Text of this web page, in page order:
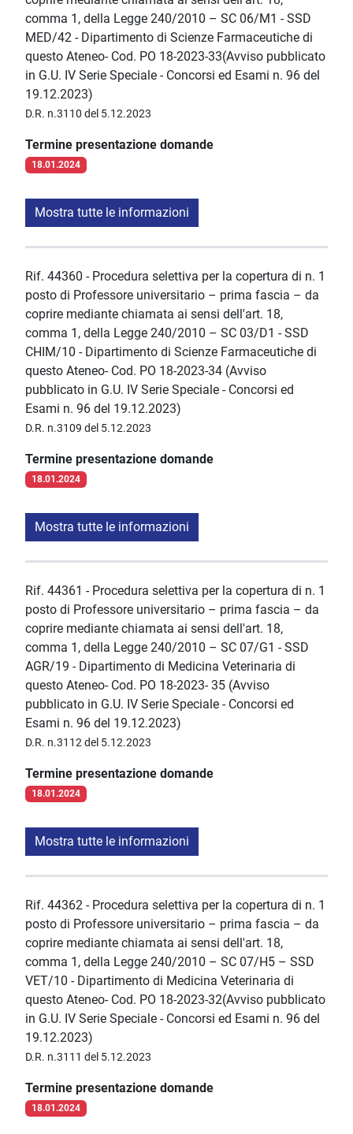
comma 1, della Legge 240/2010 – SC 06/M1 - SSD
MED/42 - Dipartimento di Scienze Farmaceutiche di
questo Ateneo- Cod. PO 18-2023-33(Avviso pubblicato
in G.U. IV Serie Speciale - Concorsi ed Esami n. 96 del
19.12.2023)
D.R. n.3110 del 5.12.2023
Termine presentazione domande
18.01.2024
Mostra tutte le informazioni
Rif. 44360 - Procedura selettiva per la copertura di n. 1
posto di Professore universitario – prima fascia – da
coprire mediante chiamata ai sensi dell'art. 18,
comma 1, della Legge 240/2010 – SC 03/D1 - SSD
CHIM/10 - Dipartimento di Scienze Farmaceutiche di
questo Ateneo- Cod. PO 18-2023-34 (Avviso
pubblicato in G.U. IV Serie Speciale - Concorsi ed
Esami n. 96 del 19.12.2023)
D.R. n.3109 del 5.12.2023
Termine presentazione domande
18.01.2024
Mostra tutte le informazioni
Rif. 44361 - Procedura selettiva per la copertura di n. 1
posto di Professore universitario – prima fascia – da
coprire mediante chiamata ai sensi dell'art. 18,
comma 1, della Legge 240/2010 – SC 07/G1 - SSD
AGR/19 - Dipartimento di Medicina Veterinaria di
questo Ateneo- Cod. PO 18-2023- 35 (Avviso
pubblicato in G.U. IV Serie Speciale - Concorsi ed
Esami n. 96 del 19.12.2023)
D.R. n.3112 del 5.12.2023
Termine presentazione domande
18.01.2024
Mostra tutte le informazioni
Rif. 44362 - Procedura selettiva per la copertura di n. 1
posto di Professore universitario – prima fascia – da
coprire mediante chiamata ai sensi dell'art. 18,
comma 1, della Legge 240/2010 – SC 07/H5 – SSD
VET/10 - Dipartimento di Medicina Veterinaria di
questo Ateneo- Cod. PO 18-2023-32(Avviso pubblicato
in G.U. IV Serie Speciale - Concorsi ed Esami n. 96 del
19.12.2023)
D.R. n.3111 del 5.12.2023
Termine presentazione domande
18.01.2024